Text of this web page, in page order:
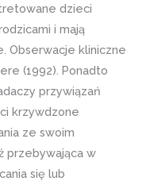
dzieci
i mają
Obserwacje kliniczne
(1992). Ponadto
przywiązań
krzywdzone
ze swoim
przebywająca w
się lub